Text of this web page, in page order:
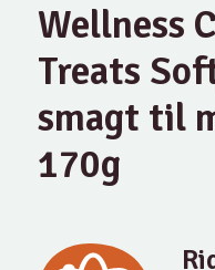
Wellness
Treats
smagt til
170g